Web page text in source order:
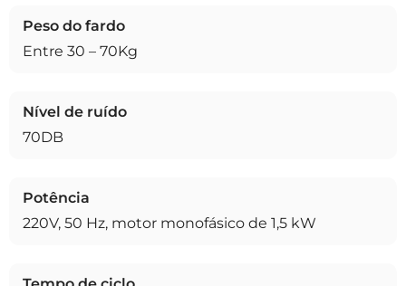
Peso do fardo
Entre 30 – 70Kg
Nível de ruído
70DB
Potência
220V, 50 Hz, motor monofásico de 1,5 kW